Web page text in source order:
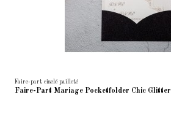
Faire-part ciselé pailleté
Faire-Part Mariage Pocketfolder Chic Glitter